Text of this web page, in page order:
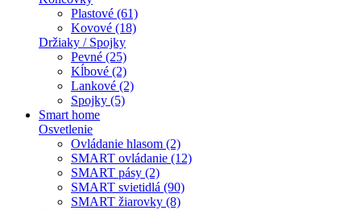
Plastové (61)
Kovové (18)
Držiaky / Spojky
Pevné (25)
Kĺbové (2)
Lankové (2)
Spojky (5)
Smart home
Osvetlenie
Ovládanie hlasom (2)
SMART ovládanie (12)
SMART pásy (2)
SMART svietidlá (90)
SMART žiarovky (8)